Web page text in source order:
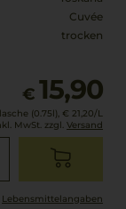
Cuvée
trocken
€ 15,90
(0.75l), € 21,20/L
MwSt. zzgl. Versand
Lebensmittel­angaben